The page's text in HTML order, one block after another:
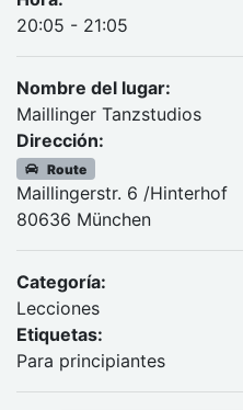
20:05 - 21:05
Nombre del lugar:
Maillinger Tanzstudios
Dirección:
Route
Maillingerstr. 6 /Hinterhof
80636 München
Categoría:
Lecciones
Etiquetas:
Para principiantes